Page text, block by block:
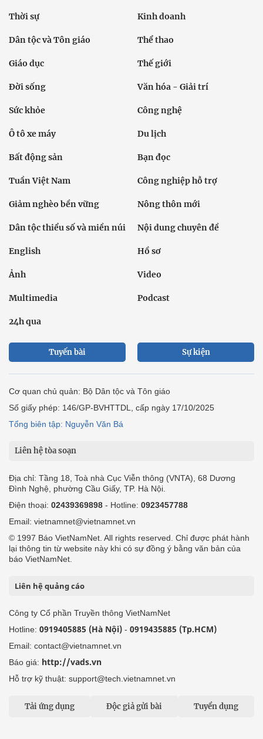
Thời sự Kinh doanh
Dân tộc và Tôn giáo Thể thao
Giáo dục Thế giới
Đời sống Văn hóa - Giải trí
Sức khỏe Công nghệ
Ô tô xe máy Du lịch
Bất động sản Bạn đọc
Tuần Việt Nam Công nghiệp hỗ trợ
Giảm nghèo bền vững Nông thôn mới
Dân tộc thiểu số và miền núi Nội dung chuyên đề
English Hồ sơ
Ảnh Video
Multimedia Podcast
24h qua
Tuyến bài Sự kiện
Cơ quan chủ quản: Bộ Dân tộc và Tôn giáo
Số giấy phép: 146/GP-BVHTTDL, cấp ngày 17/10/2025
Tổng biên tập: Nguyễn Văn Bá
Liên hệ tòa soạn
Địa chỉ: Tầng 18, Toà nhà Cục Viễn thông (VNTA), 68 Dương
Đình Nghệ, phường Cầu Giấy, TP. Hà Nội.
Điện thoại: 02439369898 - Hotline: 0923457788
Email: vietnamnet@vietnamnet.vn
© 1997 Báo VietNamNet. All rights reserved. Chỉ được phát hành
lại thông tin từ website này khi có sự đồng ý bằng văn bản của
báo VietNamNet.
Liên hệ quảng cáo
Công ty Cổ phần Truyền thông VietNamNet
Hotline: 0919405885 (Hà Nội) - 0919435885 (Tp.HCM)
Email: contact@vietnamnet.vn
Báo giá: http://vads.vn
Hỗ trợ kỹ thuật: support@tech.vietnamnet.vn
Tải ứng dụng Độc giả gửi bài Tuyển dụng